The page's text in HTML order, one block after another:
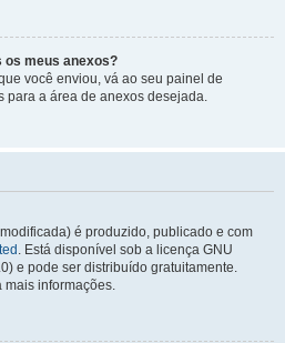
os meus anexos?
você enviou, vá ao seu painel de
para a área de anexos desejada.
é produzido, publicado e com
. Está disponível sob a licença GNU
e pode ser distribuído gratuitamente.
mais informações.